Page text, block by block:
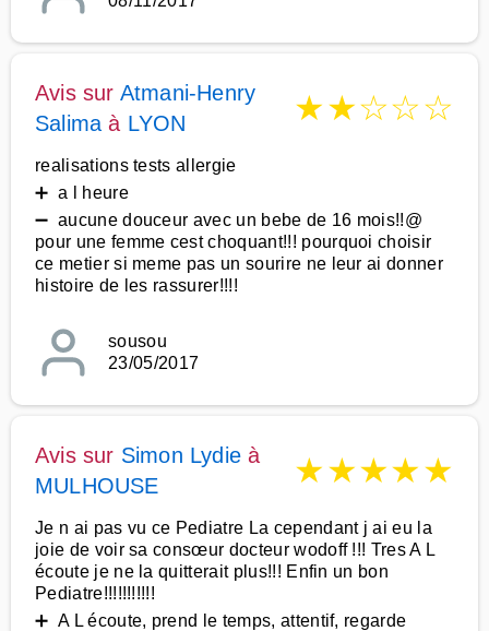
Avis sur Atmani-Henry
Salima à LYON ★★☆☆☆
realisations tests allergie
➕ a l heure
➖ aucune douceur avec un bebe de 16 mois!!@
pour une femme cest choquant!!! pourquoi choisir
ce metier si meme pas un sourire ne leur ai donner
histoire de les rassurer!!!!
sousou
23/05/2017
Avis sur Simon Lydie à
MULHOUSE
★★★★★
Je n ai pas vu ce Pediatre La cependant j ai eu la
joie de voir sa consœur docteur wodoff !!! Tres A L
écoute je ne la quitterait plus!!! Enfin un bon
Pediatre!!!!!!!!!!!
➕ A L écoute, prend le temps, attentif, regarde